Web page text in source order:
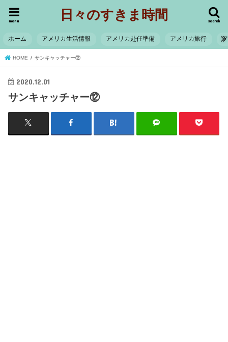
日々のすきま時間 search
menu
ホーム アメリカ生活情報 アメリカ赴任準備 アメリカ旅行
HOME サンキャッチャー⑫
2020.12.01
サンキャッチャー⑫